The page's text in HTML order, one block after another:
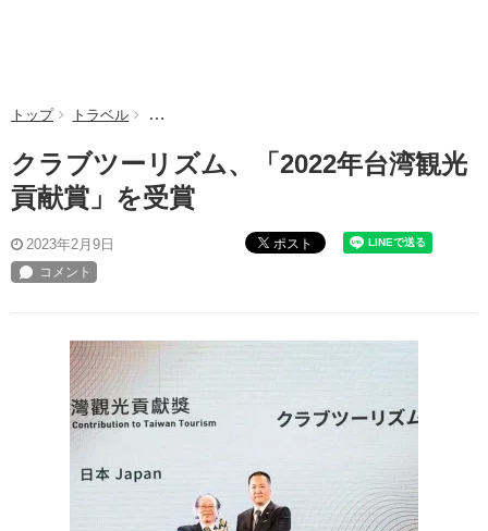
トップ トラベル クラブツーリズム、「2022年台湾観光貢献賞」を受
クラブツーリズム、「2022年台湾観光
貢献賞」を受賞
2023年2月9日 ポスト